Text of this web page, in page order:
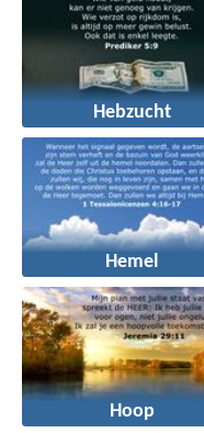
Hebzucht
Hemel
Hoop